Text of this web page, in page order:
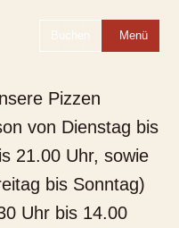
Buchen Menü
Pizzen
von Dienstag bis
21.00 Uhr, sowie
bis Sonntag)
Uhr bis 14.00